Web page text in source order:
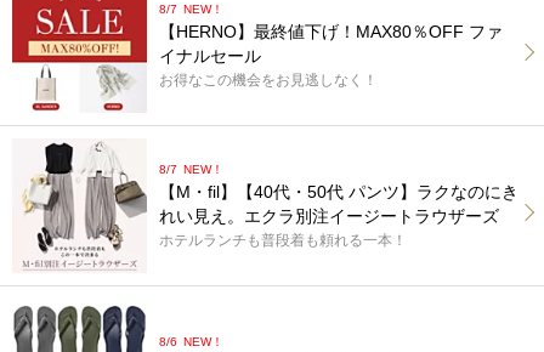
8/7 NEW！
【HERNO】最終値下げ！MAX80％OFF ファ
イナルセール
お得なこの機会をお見逃しなく！
8/7 NEW！
【M・fil】【40代・50代 パンツ】ラクなのにき
れい見え。エクラ別注イージートラウザーズ
ホテルランチも普段着も頼れる一本！
8/6 NEW！